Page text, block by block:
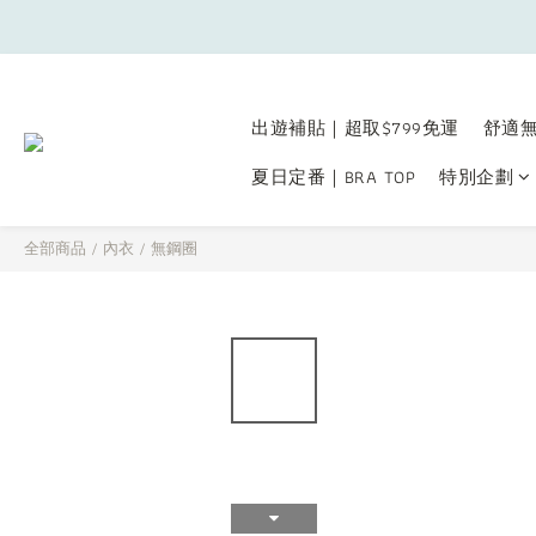
出遊補貼｜超取$799免運
舒適
夏日定番｜BRA TOP
特別企劃
全部商品 / 內衣 / 無鋼圈